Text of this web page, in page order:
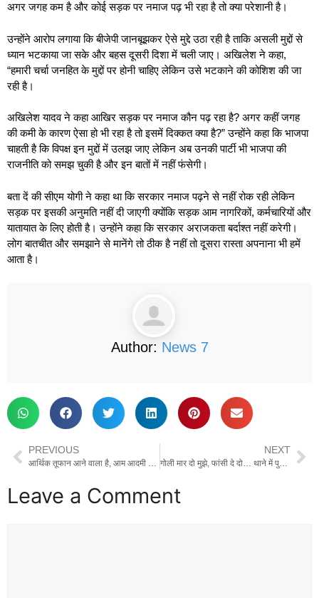
अगर जगह कम है और कोई सड़क पर नमाज पढ़ भी रहा है तो क्या परेशानी है।
उन्होंने आरोप लगाया कि बीजेपी जानबूझकर ऐसे मुद्दे उठा रही है ताकि असली मुद्दों से
ध्यान भटकाया जा सके और बहस दूसरी दिशा में चली जाए। अखिलेश ने कहा,
“हमारी चर्चा जनहित के मुद्दों पर होनी चाहिए लेकिन उसे भटकाने की कोशिश की जा
रही है।
अखिलेश यादव ने कहा आखिर सड़क पर नमाज कौन पढ़ रहा है? अगर कहीं जगह
की कमी के कारण ऐसा हो भी रहा है तो इसमें दिक्कत क्या है?” उन्होंने कहा कि भाजपा
चाहती है कि विपक्ष इन मुद्दों में उलझ जाए लेकिन अब उनकी पार्टी भी भाजपा की
राजनीति को समझ चुकी है और इन बातों में नहीं फंसेगी।
बता दें की सीएम योगी ने कहा था कि सरकार नमाज पढ़ने से नहीं रोक रही लेकिन
सड़क पर इसकी अनुमति नहीं दी जाएगी क्योंकि सड़क आम नागरिकों, कर्मचारियों और
यातायात के लिए होती है। उन्होंने कहा कि सरकार अराजकता बर्दाश्त नहीं करेगी।
लोग बातचीत और समझाने से मानेंगे तो ठीक है नहीं तो दूसरा रास्ता अपनाना भी हमें
आता है।
Author: News 7
PREVIOUS
आर्थिक तूफान आने वाला है, आम आदमी को लगेगा शॉक, रायबरेली में मोदी सरकार पर गरजे राहुल गांधी
NEXT
गोली मार दो मुझे, फांसी दे दो… थाने में पुलिस से भिड़ गईं सपा सांसद इकरा हसन
Leave a Comment